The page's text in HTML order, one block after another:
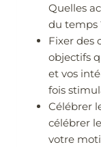
Quelles
du temps
Fixer des
objectifs
et vos
fois
Célébrer
célébrer
votre